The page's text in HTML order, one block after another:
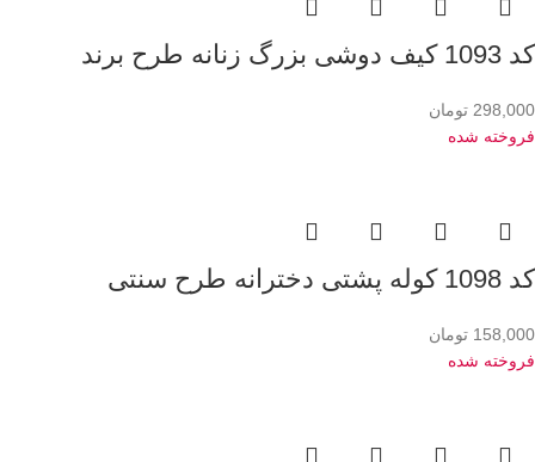
کد 1093 کیف دوشی بزرگ زنانه طرح برند
298,000 تومان
فروخته شده
کد 1098 کوله پشتی دخترانه طرح سنتی
158,000 تومان
فروخته شده